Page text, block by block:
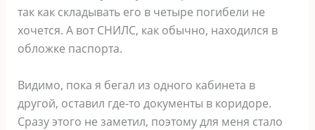
так как складывать его в четыре погибели не
хочется. А вот СНИЛС, как обычно, находился в
обложке паспорта.
Видимо, пока я бегал из одного кабинета в
другой, оставил где-то документы в коридоре.
Сразу этого не заметил, поэтому для меня стало